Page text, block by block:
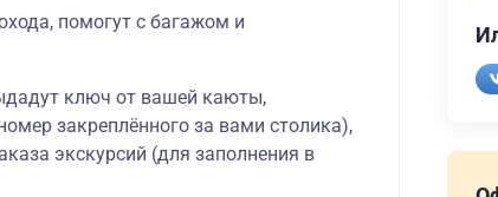
помогут с багажом и
ключ от вашей каюты,
закреплённого за вами столика),
экскурсий (для заполнения в